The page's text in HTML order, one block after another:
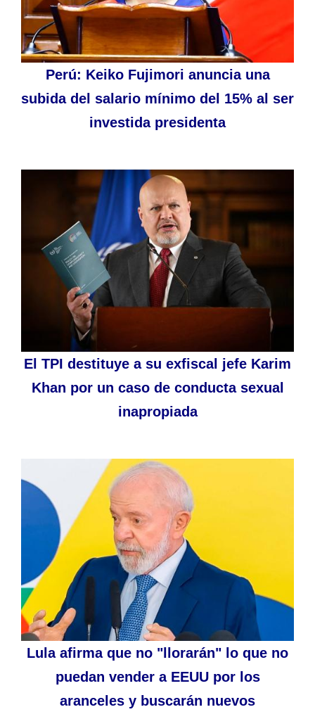
Perú: Keiko Fujimori anuncia una
subida del salario mínimo del 15% al ser
investida presidenta
El TPI destituye a su exfiscal jefe Karim
Khan por un caso de conducta sexual
inapropiada
Lula afirma que no "llorarán" lo que no
puedan vender a EEUU por los
aranceles y buscarán nuevos